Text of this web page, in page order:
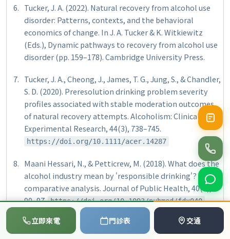
Tucker, J. A. (2022). Natural recovery from alcohol use
disorder: Patterns, contexts, and the behavioral
economics of change. In J. A. Tucker & K. Witkiewitz
(Eds.), Dynamic pathways to recovery from alcohol use
disorder(pp. 159–178). Cambridge University Press.
Tucker, J. A., Cheong, J., James, T. G., Jung, S., & Chandler,
S. D. (2020). Preresolution drinking problem severity
profiles associated with stable moderation outcomes
of natural recovery attempts.Alcoholism: Clinical and
Experimental Research, 44(3), 738–745.
https://doi.org/10.1111/acer.14287
Maani Hessari, N., & Petticrew, M. (2018). What does the
alcohol industry mean by 'responsible drinking'? A
comparative analysis.Journal of Public Health, 40(1),
90–97. https://doi.org/10.1093/pubmed/fdx040
Brennan, E., Schoenaker, D. A. J. M., Durkin, S. J.,
Dunstone, K., Dixon, H. G., Slater, M. D., et al. (2020).
立即來電 門診表 交通
📞 💬 📅